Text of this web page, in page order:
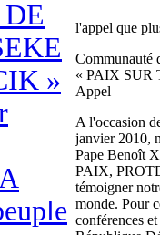
»
l'appel que
Communauté
« PAIX SUR
Appel
A l'occasion
janvier 2010,
Pape Benoît
PAIX,
témoigner
monde. Pour
conférences